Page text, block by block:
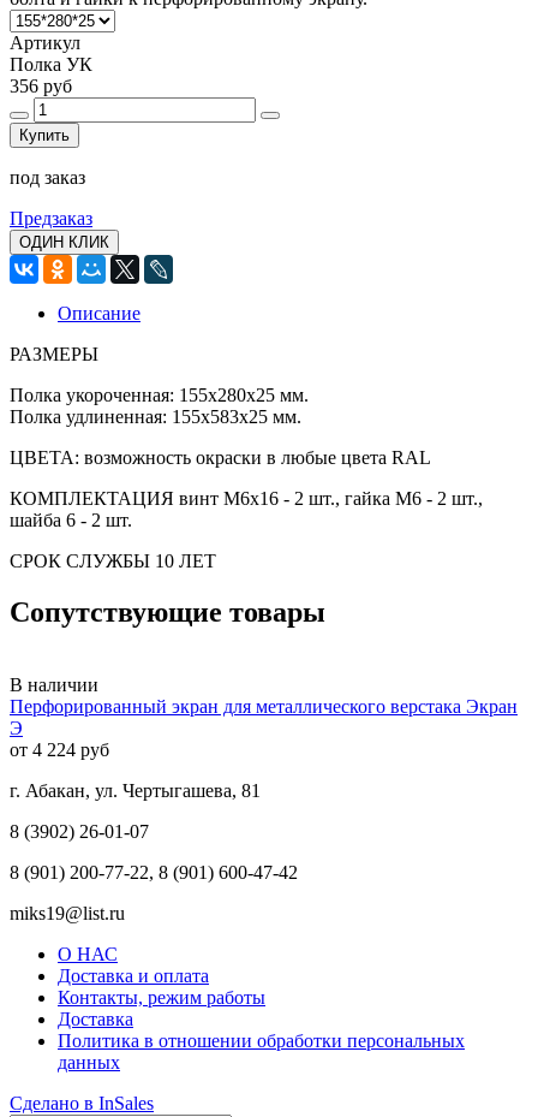
Артикул
Полка УК
356 руб
Купить
под заказ
Предзаказ
ОДИН КЛИК
Описание
РАЗМЕРЫ
Полка укороченная: 155х280х25 мм.
Полка удлиненная: 155х583х25 мм.
ЦВЕТА: возможность окраски в любые цвета RAL
КОМПЛЕКТАЦИЯ винт М6х16 - 2 шт., гайка М6 - 2 шт.,
шайба 6 - 2 шт.
СРОК СЛУЖБЫ 10 ЛЕТ
Сопутствующие товары
В наличии
Перфорированный экран для металлического верстака Экран
Э
от 4 224 руб
г. Абакан, ул. Чертыгашева, 81
8 (3902) 26-01-07
8 (901) 200-77-22, 8 (901) 600-47-42
miks19@list.ru
О НАС
Доставка и оплата
Контакты, режим работы
Доставка
Политика в отношении обработки персональных
данных
Сделано в InSales